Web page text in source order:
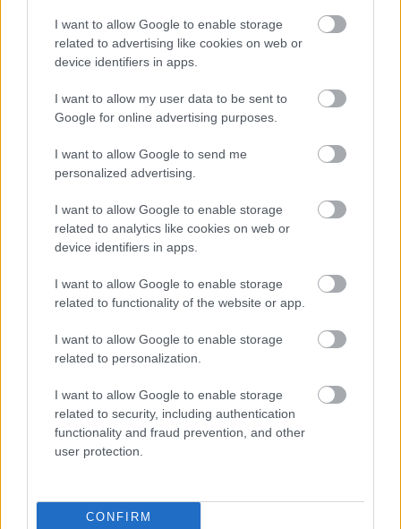
I want to allow Google to enable storage
related to advertising like cookies on web or
device identifiers in apps.
I want to allow my user data to be sent to
Google for online advertising purposes.
I want to allow Google to send me
personalized advertising.
I want to allow Google to enable storage
related to analytics like cookies on web or
device identifiers in apps.
I want to allow Google to enable storage
related to functionality of the website or app.
I want to allow Google to enable storage
related to personalization.
I want to allow Google to enable storage
related to security, including authentication
functionality and fraud prevention, and other
user protection.
CONFIRM
MAGYAR ÉPÍTŐK
logisztikai központ Colas Colas Alterra Zrt.
Elkészült a Liszt Ferenc repülőtér közelében lévő
logisztikai bázis út- és közműhálózatának fejlesztése
Liszt Ferenc Nemzetközi Repülőtér közelében. A VGP Park
Budapest Aerozone területén megvalósult vízellátó, szenny- és